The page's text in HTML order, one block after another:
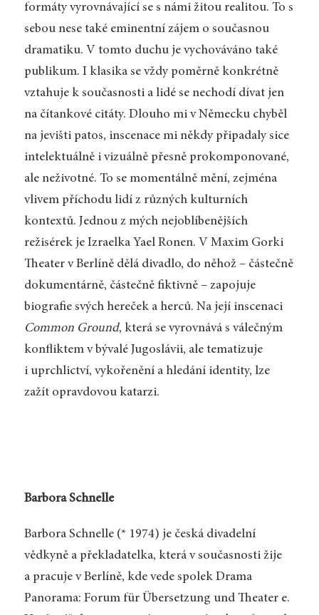
formáty vyrovnávající se s námi žitou realitou. To s
sebou nese také eminentní zájem o současnou
dramatiku. V tomto duchu je vychováváno také
publikum. I klasika se vždy poměrně konkrétně
vztahuje k současnosti a lidé se nechodí dívat jen
na čítankové citáty. Dlouho mi v Německu chyběl
na jevišti patos, inscenace mi někdy připadaly sice
intelektuálně i vizuálně přesně prokomponované,
ale neživotné. To se momentálně mění, zejména
vlivem příchodu lidí z různých kulturních
kontextů. Jednou z mých nejoblíbenějších
režisérek je Izraelka Yael Ronen. V Maxim Gorki
Theater v Berlíně dělá divadlo, do něhož – částečně
dokumentárně, částečně fiktivně – zapojuje
biografie svých hereček a herců. Na její inscenaci
Common Ground, která se vyrovnává s válečným
konfliktem v bývalé Jugoslávii, ale tematizuje
i uprchlictví, vykořenění a hledání identity, lze
zažít opravdovou katarzi.
Barbora Schnelle
Barbora Schnelle (* 1974) je česká divadelní
vědkyně a překladatelka, která v současnosti žije
a pracuje v Berlíně, kde vede spolek Drama
Panorama: Forum für Übersetzung und Theater e.